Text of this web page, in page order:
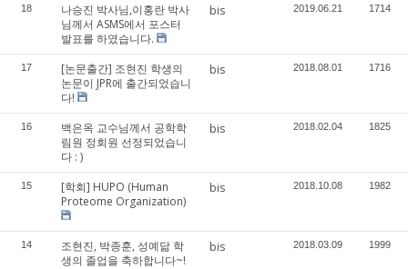
18
나승진 박사님,이홍란 박사
님께서 ASMS에서 포스터
발표를 하였습니다.
bis 2019.06.21 1714
17
[논문출간] 조현진 학생의
논문이 JPR에 출간되었습니
다!
bis 2018.08.01 1716
16
백은옥 교수님께서 공학학
림원 정회원 선정되었습니
다 : )
bis 2018.02.04 1825
15
[학회] HUPO (Human
Proteome Organization)
bis 2018.10.08 1982
14
조현진, 박종훈, 성예닮 학
생의 졸업을 축하합니다~!
bis 2018.03.09 1999